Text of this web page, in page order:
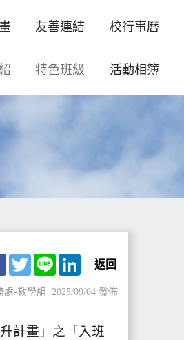
友善連結 校行事曆
特色班級 活動相簿
Facebook
TwitterLine LinkedIn
返回
處-教學組 2025/09/04 發佈
計畫」之「入班